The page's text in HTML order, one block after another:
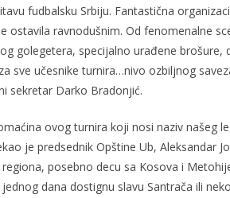
fudbalsku Srbiju. Fantastična
ostavila ravnodušnim. Od fenomenalne
golegetera, specijalno urađene brošure,
sve učesnike turnira…nivo ozbiljnog
sekretar Darko Bradonjić.
ovog turnira koji nosi naziv našeg
je predsednik Opštine Ub, Aleksandar
posebno decu sa Kosova i
dana dostignu slavu Santrača ili